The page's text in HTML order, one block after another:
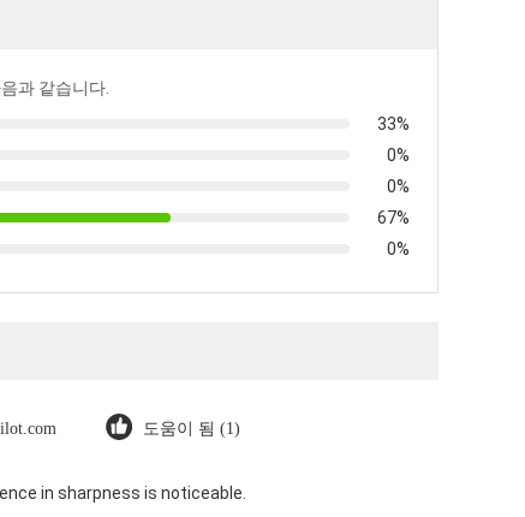
과 같습니다.
33%
0%
0%
67%
0%
도움이 됨 (1)
in sharpness is noticeable.